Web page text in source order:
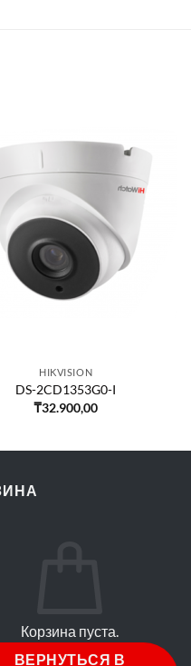
HIKVISION
DS-2CD1353G0-I
₸32.900,00
Корзина пуста.
ВЕРНУТЬСЯ В